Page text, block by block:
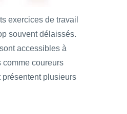
exercices de travail
souvent délaissés.
accessibles à
comme coureurs
présentent plusieurs